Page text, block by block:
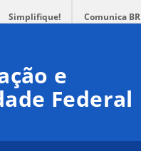
Simplifique! Comunica BR
e
Federal